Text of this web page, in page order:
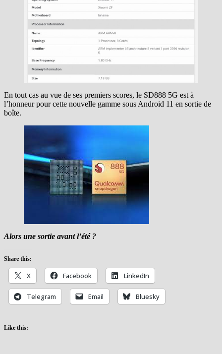
En tout cas au vue de ses premiers scores, le SD888 5G est à
l’honneur pour cette nouvelle gamme sous Android 11 en sortie de
boîte.
Alors une sortie avant l’été ?
Share this:
X Facebook LinkedIn
Telegram Email Bluesky
Like this: